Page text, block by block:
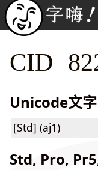
CID
Unicode文字
[Std] (aj1)
Std, Pro,